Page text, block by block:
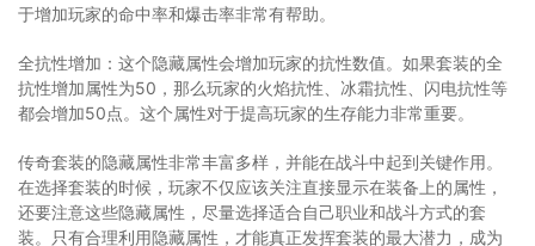
于增加玩家的命中率和爆击率非常有帮助。
全抗性增加：这个隐藏属性会增加玩家的抗性数值。如果套装的全
抗性增加属性为50，那么玩家的火焰抗性、冰霜抗性、闪电抗性等
都会增加50点。这个属性对于提高玩家的生存能力非常重要。
传奇套装的隐藏属性非常丰富多样，并能在战斗中起到关键作用。
在选择套装的时候，玩家不仅应该关注直接显示在装备上的属性，
还要注意这些隐藏属性，尽量选择适合自己职业和战斗方式的套
装。只有合理利用隐藏属性，才能真正发挥套装的最大潜力，成为